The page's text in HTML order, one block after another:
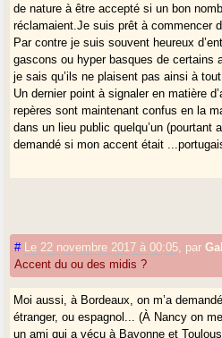
de nature à être accepté si un bon
réclamaient.Je suis prêt à commencer
Par contre je suis souvent heureux
gascons ou hyper basques de certains
je sais qu’ils ne plaisent pas ainsi à
Un dernier point à signaler en matière
repères sont maintenant confus en la
dans un lieu public quelqu’un (pourtant
demandé si mon accent était
# Le 22 novembre 2017 à 00:05 par
Accent du ou des midis ?
Moi aussi, à Bordeaux, on m’a
étranger, ou espagnol... (À Nancy on
un ami qui a vécu à Bayonne et